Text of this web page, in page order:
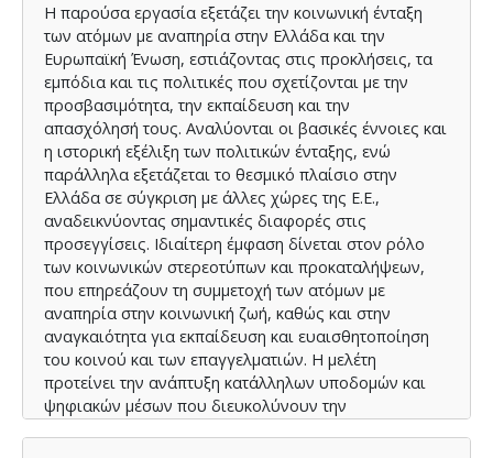
Η παρούσα εργασία εξετάζει την κοινωνική ένταξη
των ατόμων με αναπηρία στην Ελλάδα και την
Ευρωπαϊκή Ένωση, εστιάζοντας στις προκλήσεις, τα
εμπόδια και τις πολιτικές που σχετίζονται με την
προσβασιμότητα, την εκπαίδευση και την
απασχόλησή τους. Αναλύονται οι βασικές έννοιες και
η ιστορική εξέλιξη των πολιτικών ένταξης, ενώ
παράλληλα εξετάζεται το θεσμικό πλαίσιο στην
Ελλάδα σε σύγκριση με άλλες χώρες της Ε.Ε.,
αναδεικνύοντας σημαντικές διαφορές στις
προσεγγίσεις. Ιδιαίτερη έμφαση δίνεται στον ρόλο
των κοινωνικών στερεοτύπων και προκαταλήψεων,
που επηρεάζουν τη συμμετοχή των ατόμων με
αναπηρία στην κοινωνική ζωή, καθώς και στην
αναγκαιότητα για εκπαίδευση και ευαισθητοποίηση
του κοινού και των επαγγελματιών. Η μελέτη
προτείνει την ανάπτυξη κατάλληλων υποδομών και
ψηφιακών μέσων που διευκολύνουν την